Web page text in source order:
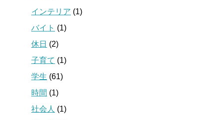
インテリア (1)
バイト (1)
休日 (2)
子育て (1)
学生 (61)
時間 (1)
社会人 (1)